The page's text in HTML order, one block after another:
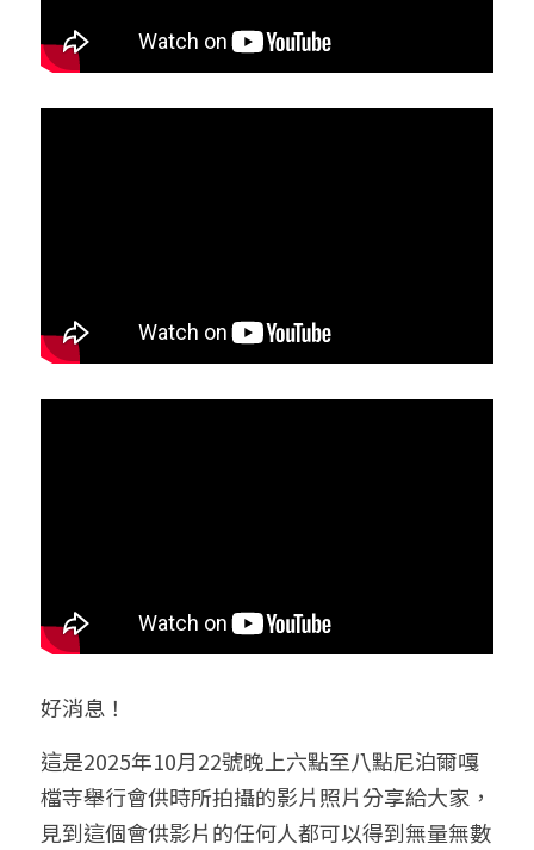
美洲
好消息！
這是2025年10月22號晚上六點至八點尼泊爾嘎
檔寺舉行會供時所拍攝的影片照片分享給大家，
見到這個會供影片的任何人都可以得到無量無數